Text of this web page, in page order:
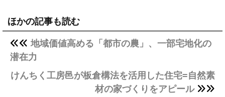
ほかの記事も読む
地域価値高める「都市の農」、一部宅地化の
潜在力
けんちく工房邑が板倉構法を活用した住宅=自然素
材の家づくりをアピール